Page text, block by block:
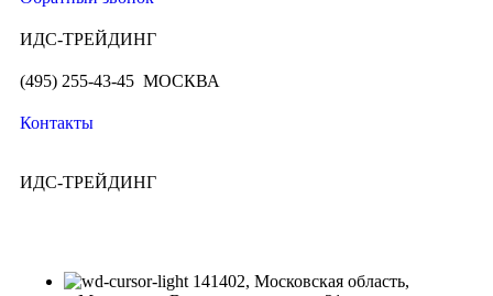
ИДС-ТРЕЙДИНГ
(495) 255-43-45 МОСКВА
Контакты
ИДС-ТРЕЙДИНГ
141402, Московская область,